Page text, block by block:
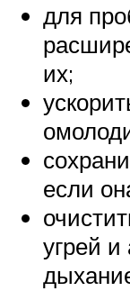
для
их;
если
угрей и